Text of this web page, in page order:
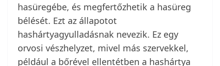
hasüregébe, és megfertőzhetik a hasüreg
bélését. Ezt az állapotot
hashártyagyulladásnak nevezik. Ez egy
orvosi vészhelyzet, mivel más szervekkel,
például a bőrével ellentétben a hashártya